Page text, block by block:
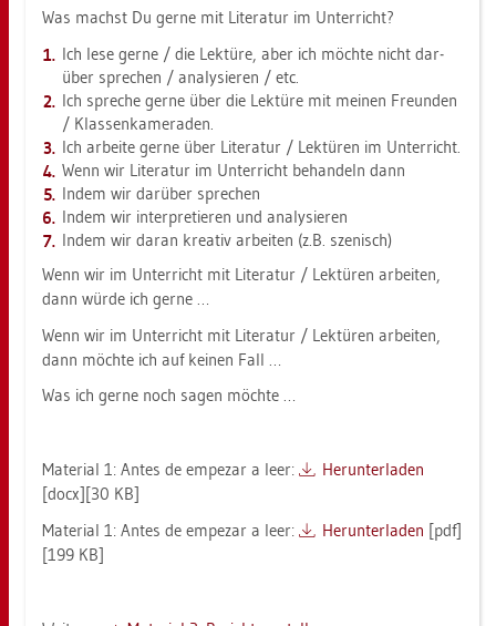
Was machst Du gerne mit Li­te­ra­tur im Un­ter­richt?
Ich lese gerne / die Lek­tü­re, aber ich möch­te nicht dar­
über spre­chen / ana­ly­sie­ren / etc.
Ich spre­che gerne über die Lek­tü­re mit mei­nen Freun­den
/ Klas­sen­ka­me­ra­den.
Ich ar­bei­te gerne über Li­te­ra­tur / Lek­tü­ren im Un­ter­richt.
Wenn wir Li­te­ra­tur im Un­ter­richt be­han­deln dann
Indem wir dar­über spre­chen
Indem wir in­ter­pre­tie­ren und ana­ly­sie­ren
Indem wir daran krea­tiv ar­bei­ten (z.B. sze­nisch)
Wenn wir im Un­ter­richt mit Li­te­ra­tur / Lek­tü­ren ar­bei­ten,
dann würde ich gerne …
Wenn wir im Un­ter­richt mit Li­te­ra­tur / Lek­tü­ren ar­bei­ten,
dann möch­te ich auf kei­nen Fall …
Was ich gerne noch sagen möch­te …
Ma­te­ri­al 1: Antes de em­pe­zar a leer:
Her­un­ter­la­den
[docx][30 KB]
Ma­te­ri­al 1: Antes de em­pe­zar a leer:
Her­un­ter­la­den [pdf]
[199 KB]